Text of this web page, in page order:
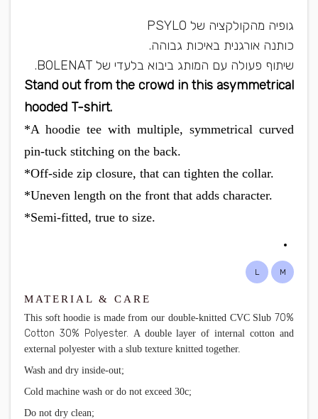
גופיה מהקולקציה של PSYLO
כותנה אורגנית באיכות גבוהה.
שיתוף פעולה עם המותג ביבוא בלעדי של BOLENAT.
Stand out from the crowd in this asymmetrical
hooded T-shirt.
*A hoodie tee with multiple, symmetrical curved
pin-tuck stitching on the back.
*Off-side zip closure, that can tighten the collar.
*Uneven length on the front that adds character.
*Semi-fitted, true to size.
M
L
MATERIAL & CARE
This soft hoodie is made from our double-knitted CVC Slub 70%
Cotton 30% Polyester. A double layer of internal cotton and
external polyester with a slub texture knitted together.
Wash and dry inside-out;
Cold machine wash or do not exceed 30c;
Do not dry clean;